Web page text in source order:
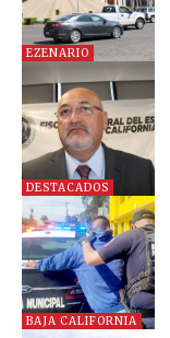
EZENARIO
DESTACADOS
BAJA CALIFORNIA